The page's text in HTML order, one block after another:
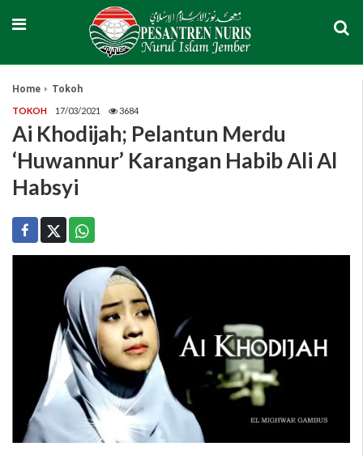
Home Tokoh
TOKOH 17/03/2021 3684
Ai Khodijah; Pelantun Merdu
‘Huwannur’ Karangan Habib Ali Al
Habsyi